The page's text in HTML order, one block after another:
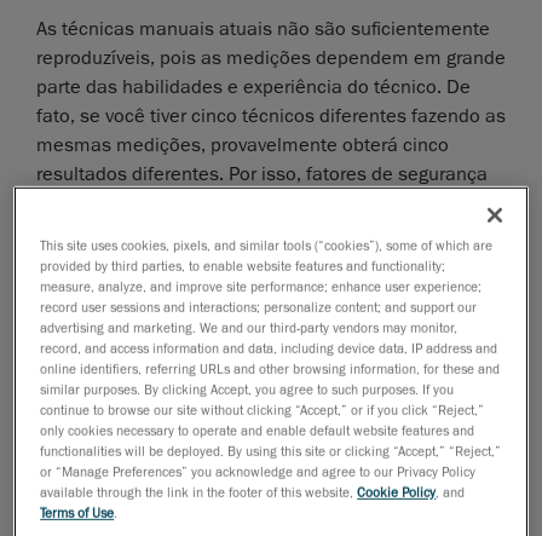
As técnicas manuais atuais não são suficientemente
reproduzíveis, pois as medições dependem em grande
parte das habilidades e experiência do técnico. De
fato, se você tiver cinco técnicos diferentes fazendo as
mesmas medições, provavelmente obterá cinco
resultados diferentes. Por isso, fatores de segurança
Por que não podemos confiar no medidor de
profundidade para medir a perda de espessura
em geometrias complexas?
Embora funcione relativamente bem em superfícies
planas, como pisos e cilindros, o medidor de
profundidade não é adequado para geometrias curvas
complexas, porque só é capaz de se relacionar a um
único ponto de contato. Consequentemente, o ponto
de contato torna-se subjetivo para o técnico individual,
This site uses cookies, pixels, and similar tools (“cookies”), some of which are
provided by third parties, to enable website features and functionality;
measure, analyze, and improve site performance; enhance user experience;
record user sessions and interactions; personalize content; and support our
advertising and marketing. We and our third-party vendors may monitor,
record, and access information and data, including device data, IP address and
online identifiers, referring URLs and other browsing information, for these and
similar purposes. By clicking Accept, you agree to such purposes. If you
continue to browse our site without clicking “Accept,” or if you click “Reject,”
only cookies necessary to operate and enable default website features and
functionalities will be deployed. By using this site or clicking “Accept,” “Reject,”
or “Manage Preferences” you acknowledge and agree to our Privacy Policy
available through the link in the footer of this website,Cookie Policy, and
Terms of Use